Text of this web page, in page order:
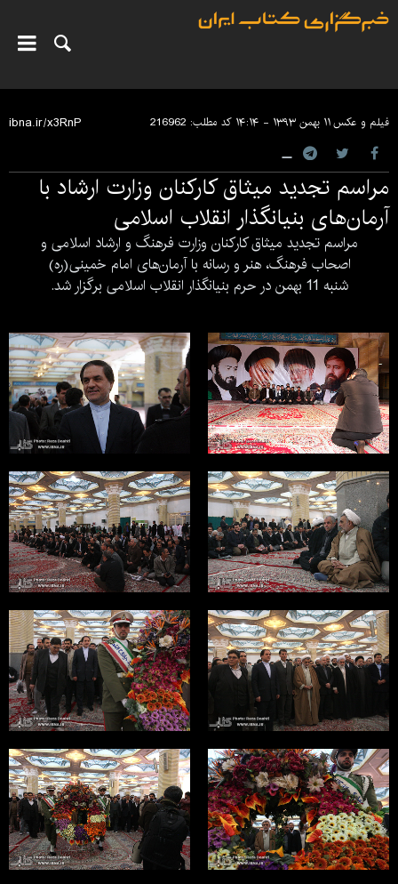
فیلم و عکس۱۱ بهمن ۱۳۹۳ - ۱۴:۱۴ کد مطلب: 216962
مراسم تجدید میثاق کارکنان وزارت ارشاد با
آرمان‌های بنیانگذار انقلاب اسلامی
مراسم تجدید میثاق کارکنان وزارت فرهنگ و ارشاد اسلامی و
اصحاب فرهنگ، هنر و رسانه با آرمان‌های امام خمینی(ره)
شنبه 11 بهمن در حرم بنیانگذار انقلاب اسلامی برگزار شد.